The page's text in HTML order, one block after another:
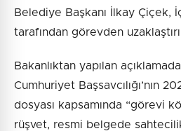
Belediye Başkanı İlkay Çiçek,
tarafından görevden
Bakanlıktan yapılan
Cumhuriyet Başsavcılığı’nın
dosyası kapsamında “görevi
rüşvet, resmi belgede